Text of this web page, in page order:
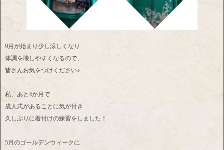
9月が始まり少し涼しくなり
体調を壊しやすくなるので、
皆さんお気をつけください♪
私、あと4か月で
成人式があることに気が付き
久しぶりに着付けの練習をしました！
5月のゴールデンウィークに